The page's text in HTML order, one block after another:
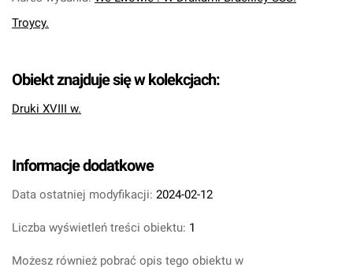
Troycy.
Obiekt znajduje się w kolekcjach:
Druki XVIII w.
Informacje dodatkowe
Data ostatniej modyfikacji: 2024-02-12
Liczba wyświetleń treści obiektu: 1
Możesz również pobrać opis tego obiektu w